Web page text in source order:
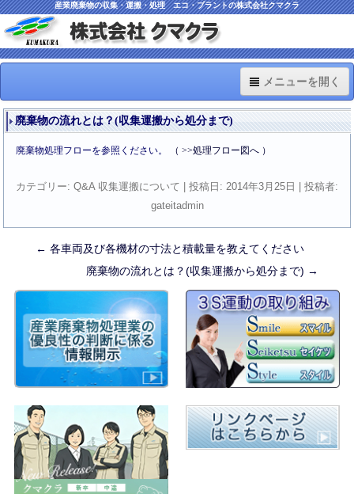
産業廃棄物の収集・運搬・処理 エコ・プラントの株式会社クマクラ
メニューを開く
TOP
Information
料金のご案内
廃棄物の流れとは？(収集運搬から処分まで)
廃棄物処理フローを参照ください。 （ >>処理フロー図へ ）
カテゴリー: Q&A 収集運搬について | 投稿日: 2014年3月25日
投稿者:
gateitadmin
投
ナ
ビ
ー
シ
ョ
← 各車両及び各機材の寸法と積載量を教えてください
廃棄物の流れとは？(収集運搬から処分まで) →